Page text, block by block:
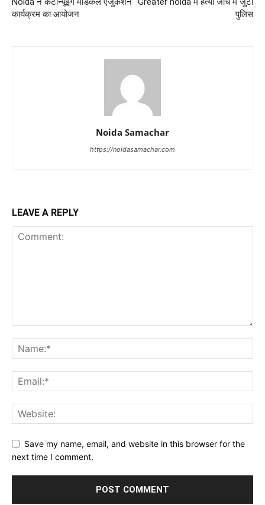
कार्यक्रम का आयोजन
पुलिस
Noida Samachar
https://noidasamachar.com
LEAVE A REPLY
Save my name, email, and website in this browser for the
next time I comment.